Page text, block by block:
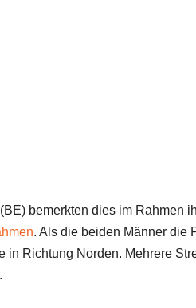
bemerkten dies im Rahmen
. Als die beiden Männer die
in Richtung Norden. Mehrere